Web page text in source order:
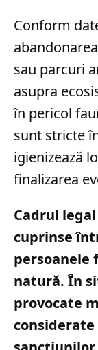
Conform
sau parcuri
asupra
în pericol
sunt stricte
igienizează
finalizarea
Cadrul
cuprinse
persoanele
natură. În
provocate